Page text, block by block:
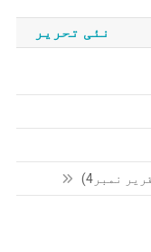
نئی تحریر
نمبر4)